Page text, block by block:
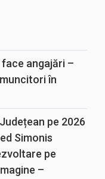
angajări –
în
pe 2026
Simonis
pe
–